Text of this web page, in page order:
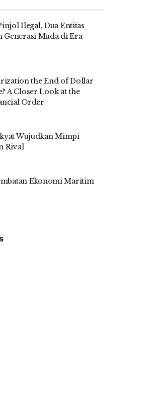
Ilegal, Dua Entitas
Generasi Muda di Era
the End of Dollar
A Closer Look at the
Order
Wujudkan Mimpi
Rival
Ekonomi Maritim